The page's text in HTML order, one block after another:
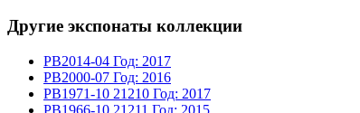
Другие экспонаты коллекции
PB2014-04 Год: 2017
PB2000-07 Год: 2016
PB1971-10 21210 Год: 2017